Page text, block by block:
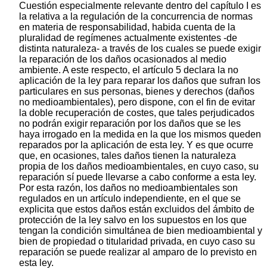
Cuestión especialmente relevante dentro del capítulo I es
la relativa a la regulación de la concurrencia de normas
en materia de responsabilidad, habida cuenta de la
pluralidad de regímenes actualmente existentes -de
distinta naturaleza- a través de los cuales se puede exigir
la reparación de los daños ocasionados al medio
ambiente. A este respecto, el artículo 5 declara la no
aplicación de la ley para reparar los daños que sufran los
particulares en sus personas, bienes y derechos (daños
no medioambientales), pero dispone, con el fin de evitar
la doble recuperación de costes, que tales perjudicados
no podrán exigir reparación por los daños que se les
haya irrogado en la medida en la que los mismos queden
reparados por la aplicación de esta ley. Y es que ocurre
que, en ocasiones, tales daños tienen la naturaleza
propia de los daños medioambientales, en cuyo caso, su
reparación sí puede llevarse a cabo conforme a esta ley.
Por esta razón, los daños no medioambientales son
regulados en un artículo independiente, en el que se
explicita que estos daños están excluidos del ámbito de
protección de la ley salvo en los supuestos en los que
tengan la condición simultánea de bien medioambiental y
bien de propiedad o titularidad privada, en cuyo caso su
reparación se puede realizar al amparo de lo previsto en
esta ley.